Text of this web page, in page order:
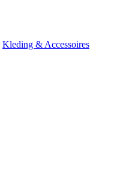
Kleding & Accessoires